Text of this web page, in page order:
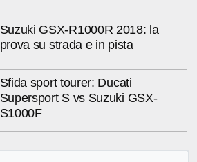
Suzuki GSX-R1000R 2018: la
prova su strada e in pista
Sfida sport tourer: Ducati
Supersport S vs Suzuki GSX-
S1000F